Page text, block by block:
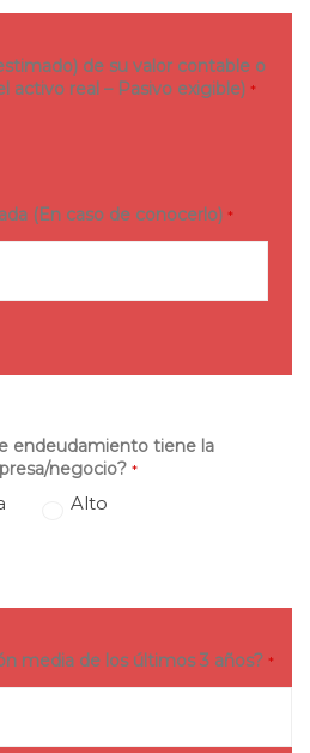
de su valor contable o
activo real – Pasivo exigible) *
(En caso de conocerlo) *
endeudamiento tiene la
negocio? *
Alto
media de los últimos 3 años? *